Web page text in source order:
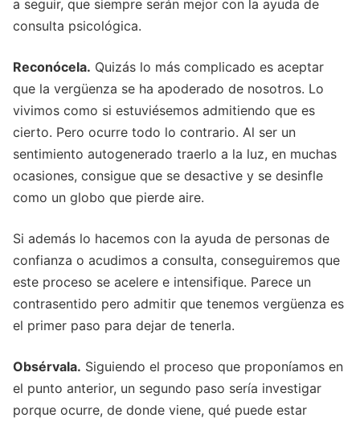
a seguir, que siempre serán mejor con la ayuda de
consulta psicológica.
Reconócela. Quizás lo más complicado es aceptar
que la vergüenza se ha apoderado de nosotros. Lo
vivimos como si estuviésemos admitiendo que es
cierto. Pero ocurre todo lo contrario. Al ser un
sentimiento autogenerado traerlo a la luz, en muchas
ocasiones, consigue que se desactive y se desinfle
como un globo que pierde aire.
Si además lo hacemos con la ayuda de personas de
confianza o acudimos a consulta, conseguiremos que
este proceso se acelere e intensifique. Parece un
contrasentido pero admitir que tenemos vergüenza es
el primer paso para dejar de tenerla.
Obsérvala. Siguiendo el proceso que proponíamos en
el punto anterior, un segundo paso sería investigar
porque ocurre, de donde viene, qué puede estar